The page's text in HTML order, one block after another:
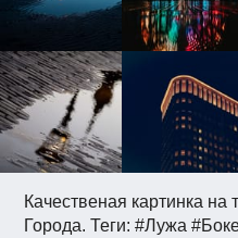
Качественая картинка на
Города. Теги: #Лужа